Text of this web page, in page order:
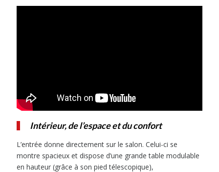
Intérieur, de l’espace et du confort
L’entrée donne directement sur le salon. Celui-ci se
montre spacieux et dispose d’une grande table modulable
en hauteur (grâce à son pied télescopique),